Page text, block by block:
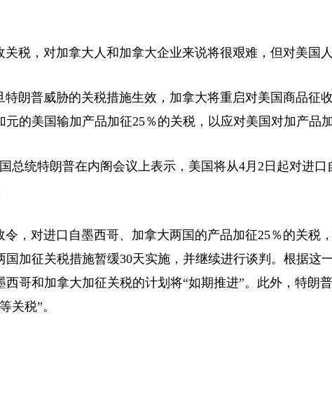
，对加拿大人和加拿大企业来说将很艰难，但对美国人
普威胁的关税措施生效，加拿大将重启对美国商品征
元的美国输加产品加征25％的关税，以应对美国对加产品加
统特朗普在内阁会议上表示，美国将从4月2日起对进口
对进口自墨西哥、加拿大两国的产品加征25％的关税
国加征关税措施暂缓30天实施，并继续进行谈判。根据这
西哥和加拿大加征关税的计划将“如期推进”。此外，特朗
关税”。